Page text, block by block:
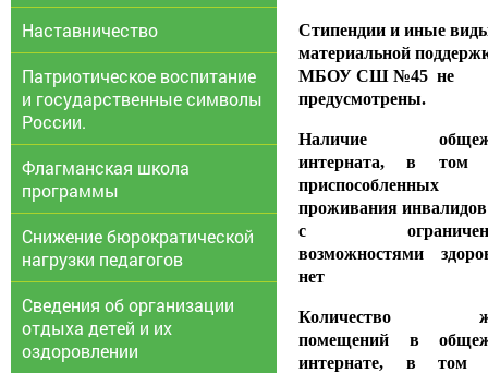
Наставничество
Патриотическое воспитание
и государственные символы
России.
Флагманская школа
программы
Снижение бюрократической
нагрузки педагогов
Сведения об организации
отдыха детей и их
оздоровлении
Стипендии и иные
материальной
МБОУ СШ №45 не
предусмотрены.
Наличие
интерната, в том
проживания
с
возможностями
нет
Количество
помещений в
интернате, в том